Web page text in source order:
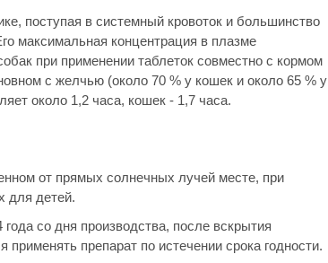
поступая в системный кровоток и большинство
максимальная концентрация в плазме
при применении таблеток совместно с кормом
с желчью (около 70 % у кошек и около 65 % у
около 1,2 часа, кошек - 1,7 часа.
от прямых солнечных лучей месте, при
для детей.
со дня производства, после вскрытия
препарат по истечении срока годности.